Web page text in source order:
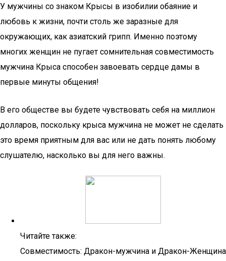
У мужчины со знаком Крысы в изобилии обаяние и
любовь к жизни, почти столь же заразные для
окружающих, как азиатский грипп. Именно поэтому
многих женщин не пугает сомнительная совместимость
мужчина Крыса способен завоевать сердце дамы в
первые минуты общения!
В его обществе вы будете чувствовать себя на миллион
долларов, поскольку крыса мужчина не может не сделать
это время приятным для вас или не дать понять любому
слушателю, насколько вы для него важны.
Читайте также:
Совместимость: Дракон-мужчина и Дракон-Женщина